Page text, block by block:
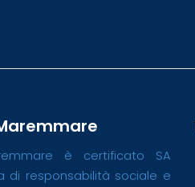
è certificato SA
di responsabilità sociale e